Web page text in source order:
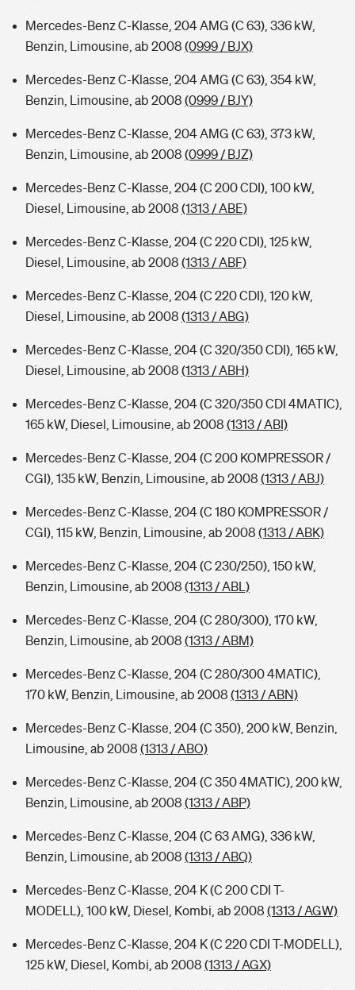
Mercedes-Benz C-Klasse, 204 AMG (C 63), 336 kW,
Benzin, Limousine, ab 2008 (0999 / BJX)
Mercedes-Benz C-Klasse, 204 AMG (C 63), 354 kW,
Benzin, Limousine, ab 2008 (0999 / BJY)
Mercedes-Benz C-Klasse, 204 AMG (C 63), 373 kW,
Benzin, Limousine, ab 2008 (0999 / BJZ)
Mercedes-Benz C-Klasse, 204 (C 200 CDI), 100 kW,
Diesel, Limousine, ab 2008 (1313 / ABE)
Mercedes-Benz C-Klasse, 204 (C 220 CDI), 125 kW,
Diesel, Limousine, ab 2008 (1313 / ABF)
Mercedes-Benz C-Klasse, 204 (C 220 CDI), 120 kW,
Diesel, Limousine, ab 2008 (1313 / ABG)
Mercedes-Benz C-Klasse, 204 (C 320/350 CDI), 165 kW,
Diesel, Limousine, ab 2008 (1313 / ABH)
Mercedes-Benz C-Klasse, 204 (C 320/350 CDI 4MATIC),
165 kW, Diesel, Limousine, ab 2008 (1313 / ABI)
Mercedes-Benz C-Klasse, 204 (C 200 KOMPRESSOR /
CGI), 135 kW, Benzin, Limousine, ab 2008 (1313 / ABJ)
Mercedes-Benz C-Klasse, 204 (C 180 KOMPRESSOR /
CGI), 115 kW, Benzin, Limousine, ab 2008 (1313 / ABK)
Mercedes-Benz C-Klasse, 204 (C 230/250), 150 kW,
Benzin, Limousine, ab 2008 (1313 / ABL)
Mercedes-Benz C-Klasse, 204 (C 280/300), 170 kW,
Benzin, Limousine, ab 2008 (1313 / ABM)
Mercedes-Benz C-Klasse, 204 (C 280/300 4MATIC),
170 kW, Benzin, Limousine, ab 2008 (1313 / ABN)
Mercedes-Benz C-Klasse, 204 (C 350), 200 kW, Benzin,
Limousine, ab 2008 (1313 / ABO)
Mercedes-Benz C-Klasse, 204 (C 350 4MATIC), 200 kW,
Benzin, Limousine, ab 2008 (1313 / ABP)
Mercedes-Benz C-Klasse, 204 (C 63 AMG), 336 kW,
Benzin, Limousine, ab 2008 (1313 / ABQ)
Mercedes-Benz C-Klasse, 204 K (C 200 CDI T-
MODELL), 100 kW, Diesel, Kombi, ab 2008 (1313 / AGW)
Mercedes-Benz C-Klasse, 204 K (C 220 CDI T-MODELL),
125 kW, Diesel, Kombi, ab 2008 (1313 / AGX)